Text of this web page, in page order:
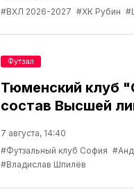
#ВХЛ 2026-2027 #ХК Рубин
Тюменский клуб
состав Высшей
7 августа, 14:40
#Футзальный клуб София
#Владислав Шпилёв
Футзал